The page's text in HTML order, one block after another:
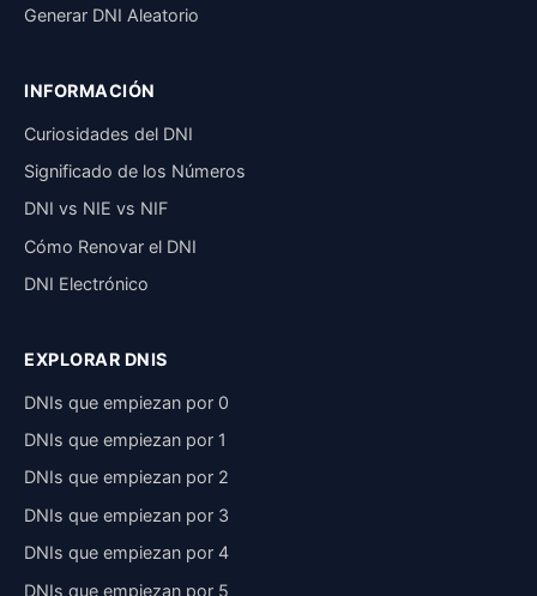
Generar DNI Aleatorio
INFORMACIÓN
Curiosidades del DNI
Significado de los Números
DNI vs NIE vs NIF
Cómo Renovar el DNI
DNI Electrónico
EXPLORAR DNIS
DNIs que empiezan por 0
DNIs que empiezan por 1
DNIs que empiezan por 2
DNIs que empiezan por 3
DNIs que empiezan por 4
DNIs que empiezan por 5